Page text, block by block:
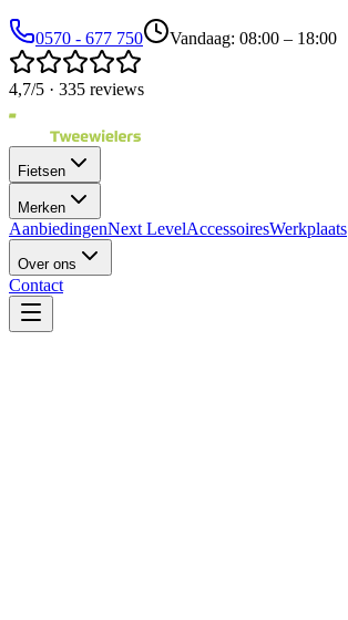
0570 - 677 750 Vandaag: 08:00 – 18:00
4,7/5 · 335 reviews
Fietsen
Merken
AanbiedingenNext LevelAccessoiresWerkplaats
Over ons
Contact